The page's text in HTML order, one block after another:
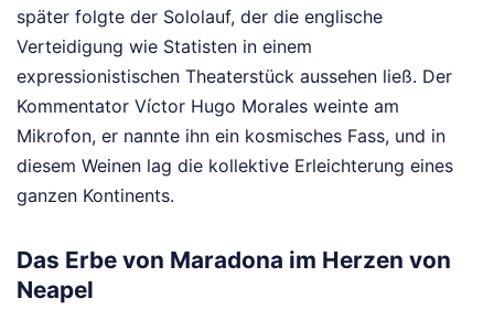
später folgte der Sololauf, der die englische
Verteidigung wie Statisten in einem
expressionistischen Theaterstück aussehen ließ. Der
Kommentator Víctor Hugo Morales weinte am
Mikrofon, er nannte ihn ein kosmisches Fass, und in
diesem Weinen lag die kollektive Erleichterung eines
ganzen Kontinents.
Das Erbe von Maradona im Herzen von
Neapel